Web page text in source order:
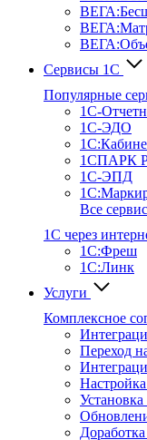
Сервисы 1С
Популярные
1С-
1С-ЭДО
1СПАРК
1С-ЭПД
Все
1С через
1С:Фреш
1С:Линк
Услуги
Комплексное
Переход